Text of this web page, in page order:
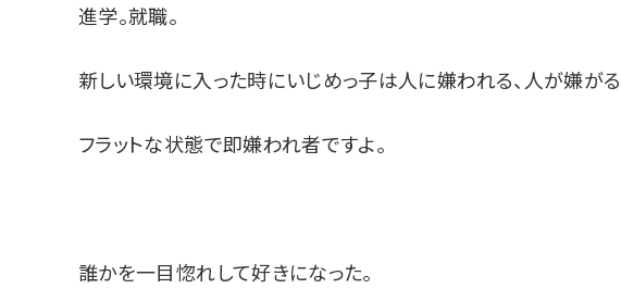
進学。就職。
新しい環境に入った時にいじめっ子は人に嫌われる、人が嫌が
フラットな状態で即嫌われ者ですよ。
誰かを一目惚れして好きになった。